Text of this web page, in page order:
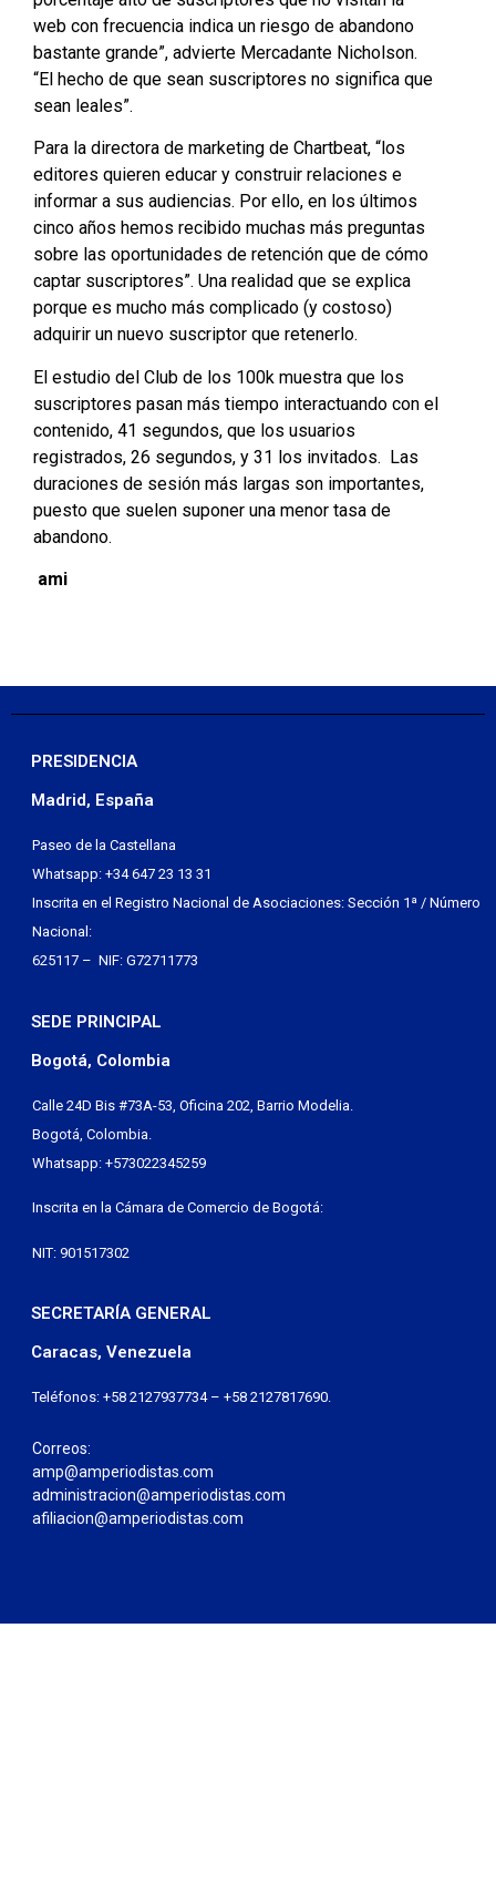
web con frecuencia indica un riesgo de abandono
bastante grande”, advierte Mercadante Nicholson.
“El hecho de que sean suscriptores no significa que
sean leales”.
Para la directora de marketing de Chartbeat, “los
editores quieren educar y construir relaciones e
informar a sus audiencias. Por ello, en los últimos
cinco años hemos recibido muchas más preguntas
sobre las oportunidades de retención que de cómo
captar suscriptores”. Una realidad que se explica
porque es mucho más complicado (y costoso)
adquirir un nuevo suscriptor que retenerlo.
El estudio del Club de los 100k muestra que los
suscriptores pasan más tiempo interactuando con el
contenido, 41 segundos, que los usuarios
registrados, 26 segundos, y 31 los invitados. Las
duraciones de sesión más largas son importantes,
puesto que suelen suponer una menor tasa de
abandono.
ami
PRESIDENCIA
Madrid, España
Paseo de la Castellana
Whatsapp: +34 647 23 13 31
Inscrita en el Registro Nacional de Asociaciones: Sección 1ª / Número
Nacional:
625117 – NIF: G72711773
SEDE PRINCIPAL
Bogotá, Colombia
Calle 24D Bis #73A-53, Oficina 202, Barrio Modelia.
Bogotá, Colombia.
Whatsapp: +573022345259
Inscrita en la Cámara de Comercio de Bogotá:
NIT: 901517302
SECRETARÍA GENERAL
Caracas, Venezuela
Teléfonos: +58 2127937734 – +58 2127817690.
Correos:
amp@amperiodistas.com
administracion@amperiodistas.com
afiliacion@amperiodistas.com